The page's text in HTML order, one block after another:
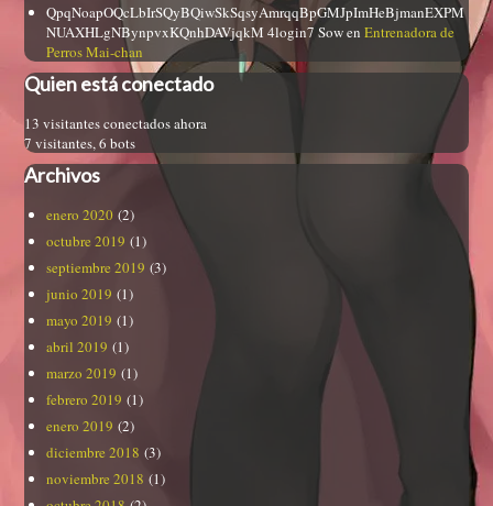
QpqNoapOQcLbIrSQyBQiwSkSqsyAmrqqBpGMJpImHeBjmanEXPM
NUAXHLgNBynpvxKQnhDAVjqkM 4login7 SowenEntrenadora de
Perros Mai-chan
Quien está conectado
13 visitantes conectados ahora
7 visitantes, 6 bots
Archivos
enero 2020 (2)
octubre 2019 (1)
septiembre 2019 (3)
junio 2019 (1)
mayo 2019 (1)
abril 2019 (1)
marzo 2019 (1)
febrero 2019 (1)
enero 2019 (2)
diciembre 2018 (3)
noviembre 2018 (1)